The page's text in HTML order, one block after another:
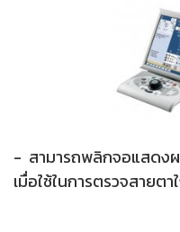
- สามารถพลิกจอแสดง
เมื่อใช้ในการตรวจสายต